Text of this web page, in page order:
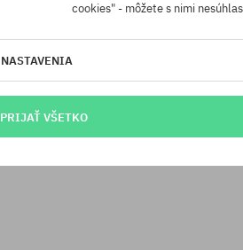
cookies" - môžete s nimi
NASTAVENIA
PRIJAŤ VŠETKO